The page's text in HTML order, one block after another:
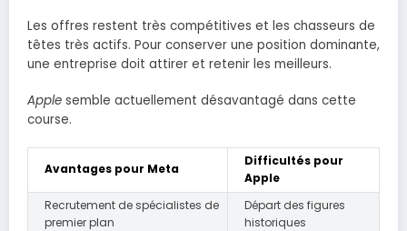
Les offres restent très compétitives et les chasseurs de
têtes très actifs. Pour conserver une position dominante,
une entreprise doit attirer et retenir les meilleurs.
Apple semble actuellement désavantagé dans cette
course.
Avantages pour Meta
Difficultés pour
Apple
Recrutement de spécialistes de
premier plan
Départ des figures
historiques